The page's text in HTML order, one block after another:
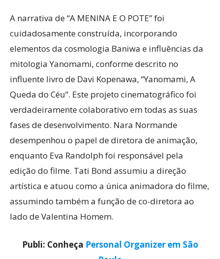
A narrativa de “A MENINA E O POTE” foi
cuidadosamente construída, incorporando
elementos da cosmologia Baniwa e influências da
mitologia Yanomami, conforme descrito no
influente livro de Davi Kopenawa, “Yanomami, A
Queda do Céu”. Este projeto cinematográfico foi
verdadeiramente colaborativo em todas as suas
fases de desenvolvimento. Nara Normande
desempenhou o papel de diretora de animação,
enquanto Eva Randolph foi responsável pela
edição do filme. Tati Bond assumiu a direção
artística e atuou como a única animadora do filme,
assumindo também a função de co-diretora ao
lado de Valentina Homem.
Publi: Conheça Personal Organizer em São